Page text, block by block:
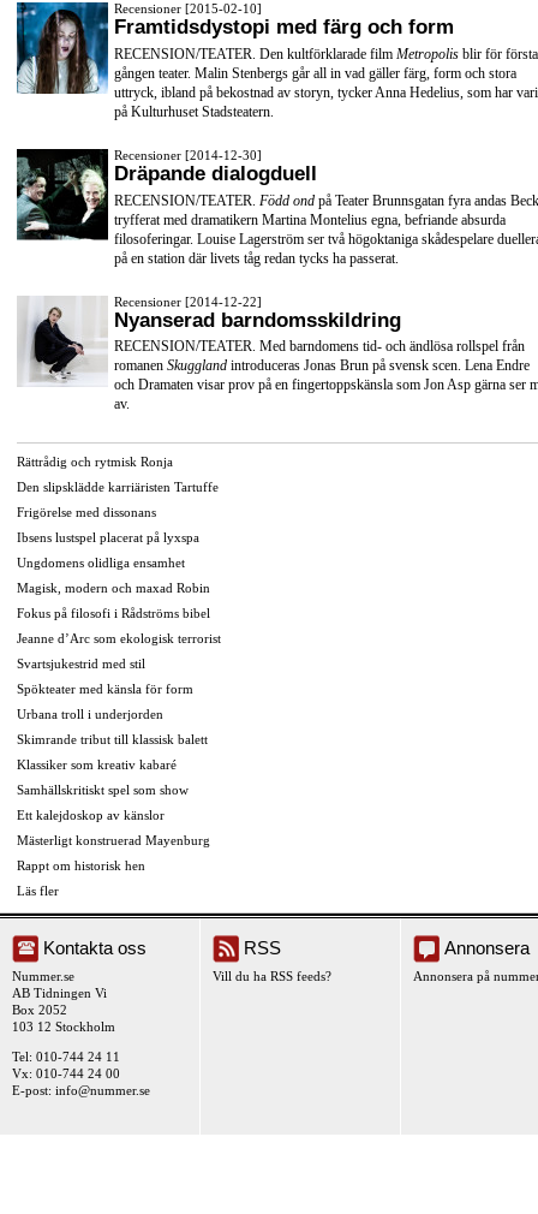
Recensioner [2015-02-10]
Framtidsdystopi med färg och form
RECENSION/TEATER. Den kultförklarade film Metropolis blir för första
gången teater. Malin Stenbergs går all in vad gäller färg, form och stora
uttryck, ibland på bekostnad av storyn, tycker Anna Hedelius, som har
på Kulturhuset Stadsteatern.
Recensioner [2014-12-30]
Dräpande dialogduell
RECENSION/TEATER. Född ond på Teater Brunnsgatan fyra andas
tryfferat med dramatikern Martina Montelius egna, befriande absurda
filosoferingar. Louise Lagerström ser två högoktaniga skådespelare
på en station där livets tåg redan tycks ha passerat.
Recensioner [2014-12-22]
Nyanserad barndomsskildring
RECENSION/TEATER. Med barndomens tid- och ändlösa rollspel från
romanen Skuggland introduceras Jonas Brun på svensk scen. Lena Endre
och Dramaten visar prov på en fingertoppskänsla som Jon Asp gärna ser
av.
Rättrådig och rytmisk Ronja
Den slipsklädde karriäristen Tartuffe
Frigörelse med dissonans
Ibsens lustspel placerat på lyxspa
Ungdomens olidliga ensamhet
Magisk, modern och maxad Robin
Fokus på filosofi i Rådströms bibel
Jeanne d’Arc som ekologisk terrorist
Svartsjukestrid med stil
Spökteater med känsla för form
Urbana troll i underjorden
Skimrande tribut till klassisk balett
Klassiker som kreativ kabaré
Samhällskritiskt spel som show
Ett kalejdoskop av känslor
Mästerligt konstruerad Mayenburg
Rappt om historisk hen
Läs fler
Kontakta oss
Nummer.se
AB Tidningen Vi
Box 2052
103 12 Stockholm
Tel: 010-744 24 11
Vx: 010-744 24 00
E-post: info@nummer.se
RSS
Vill du ha RSS feeds?
Annonsera
Annonsera på